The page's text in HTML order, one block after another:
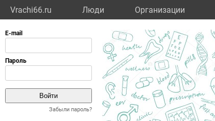
Vrachi66.ru Люди Организации
Забыли пароль?